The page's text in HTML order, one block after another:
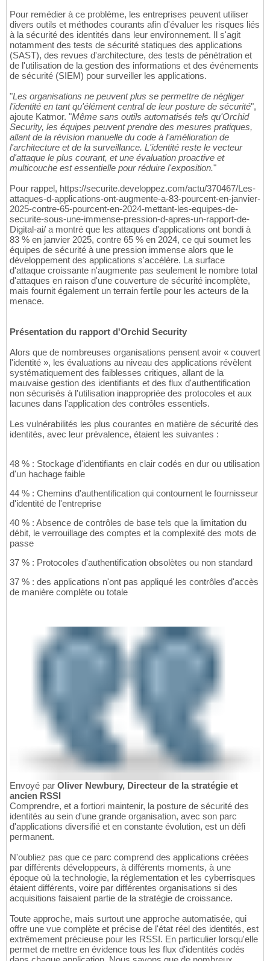
Pour remédier à ce problème, les entreprises peuvent utiliser
divers outils et méthodes courants afin d'évaluer les risques liés
à la sécurité des identités dans leur environnement. Il s'agit
notamment des tests de sécurité statiques des applications
(SAST), des revues d'architecture, des tests de pénétration et
de l'utilisation de la gestion des informations et des événements
de sécurité (SIEM) pour surveiller les applications.
"Les organisations ne peuvent plus se permettre de négliger
l'identité en tant qu'élément central de leur posture de sécurité",
ajoute Katmor. "Même sans outils automatisés tels qu'Orchid
Security, les équipes peuvent prendre des mesures pratiques,
allant de la révision manuelle du code à l'amélioration de
l'architecture et de la surveillance. L'identité reste le vecteur
d'attaque le plus courant, et une évaluation proactive et
multicouche est essentielle pour réduire l'exposition."
Pour rappel, https://securite.developpez.com/actu/370467/Les-
attaques-d-applications-ont-augmente-a-83-pourcent-en-janvier-
2025-contre-65-pourcent-en-2024-mettant-les-equipes-de-
securite-sous-une-immense-pression-d-apres-un-rapport-de-
Digital-ai/ a montré que les attaques d'applications ont bondi à
83 % en janvier 2025, contre 65 % en 2024, ce qui soumet les
équipes de sécurité à une pression immense alors que le
développement des applications s'accélère. La surface
d'attaque croissante n'augmente pas seulement le nombre total
d'attaques en raison d'une couverture de sécurité incomplète,
mais fournit également un terrain fertile pour les acteurs de la
menace.
Présentation du rapport d'Orchid Security
Alors que de nombreuses organisations pensent avoir « couvert
l'identité », les évaluations au niveau des applications révèlent
systématiquement des faiblesses critiques, allant de la
mauvaise gestion des identifiants et des flux d'authentification
non sécurisés à l'utilisation inappropriée des protocoles et aux
lacunes dans l'application des contrôles essentiels.
Les vulnérabilités les plus courantes en matière de sécurité des
identités, avec leur prévalence, étaient les suivantes :
48 % : Stockage d'identifiants en clair codés en dur ou utilisation
d'un hachage faible
44 % : Chemins d'authentification qui contournent le fournisseur
d'identité de l'entreprise
40 % : Absence de contrôles de base tels que la limitation du
débit, le verrouillage des comptes et la complexité des mots de
passe
37 % : Protocoles d'authentification obsolètes ou non standard
37 % : des applications n'ont pas appliqué les contrôles d'accès
de manière complète ou totale
Envoyé par Oliver Newbury, Directeur de la stratégie et
ancien RSSI
Comprendre, et a fortiori maintenir, la posture de sécurité des
identités au sein d'une grande organisation, avec son parc
d'applications diversifié et en constante évolution, est un défi
permanent.
N'oubliez pas que ce parc comprend des applications créées
par différents développeurs, à différents moments, à une
époque où la technologie, la réglementation et les cyberrisques
étaient différents, voire par différentes organisations si des
acquisitions faisaient partie de la stratégie de croissance.
Toute approche, mais surtout une approche automatisée, qui
offre une vue complète et précise de l'état réel des identités, est
extrêmement précieuse pour les RSSI. En particulier lorsqu'elle
permet de mettre en évidence tous les flux d'identités codés